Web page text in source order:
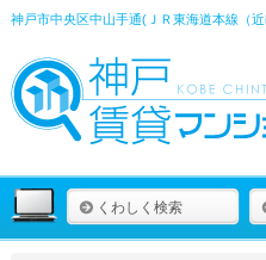
神戸市中央区中山手通(ＪＲ東海道本線（
くわしく検索